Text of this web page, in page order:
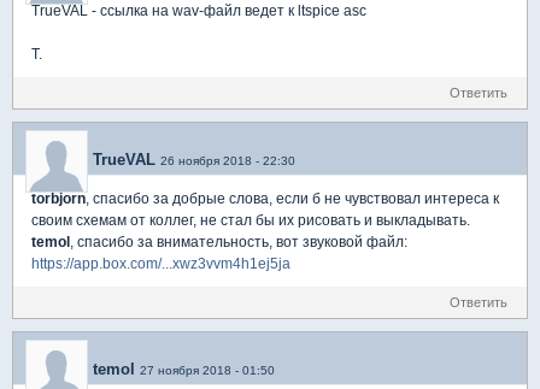
TrueVAL - cсылка на wav-файл ведет к ltspice asc
T.
Ответить
TrueVAL 26 ноября 2018 - 22:30
torbjorn, спасибо за добрые слова, если б не чувствовал интереса к
своим схемам от коллег, не стал бы их рисовать и выкладывать.
temol , спасибо за внимательность, вот звуковой файл:
https://app.box.com/...xwz3vvm4h1ej5ja
Ответить
temol 27 ноября 2018 - 01:50